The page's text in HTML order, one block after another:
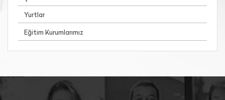
Yurtlar
Eğitim Kurumlarımız